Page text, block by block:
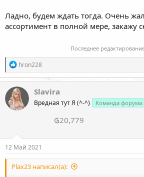
Ладно, будем ждать тогда. Очень
ассортимент в полной мере, закажу
Последнее
Р
е
а
к
ц
и
и
hron228
Slavira
Вредная тут Я (^-^) Команда форума
₲20,779
12 Май 2021
Plax23 написал(а):